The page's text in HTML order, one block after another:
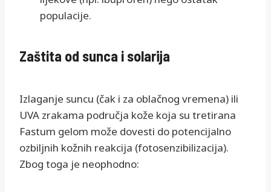
populacije.
Zaštita od sunca i solarija
Izlaganje suncu (čak i za oblačnog vremena) ili
UVA zrakama područja kože koja su tretirana
Fastum gelom može dovesti do potencijalno
ozbiljnih kožnih reakcija (fotosenzibilizacija).
Zbog toga je neophodno: